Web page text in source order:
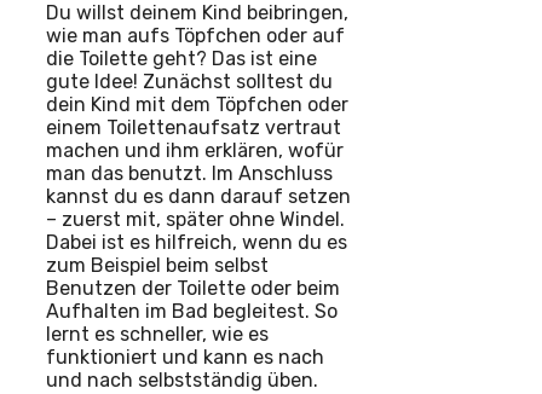
Du willst deinem Kind beibringen,
wie man aufs Töpfchen oder auf
die Toilette geht? Das ist eine
gute Idee! Zunächst solltest du
dein Kind mit dem Töpfchen oder
einem Toilettenaufsatz vertraut
machen und ihm erklären, wofür
man das benutzt. Im Anschluss
kannst du es dann darauf setzen
– zuerst mit, später ohne Windel.
Dabei ist es hilfreich, wenn du es
zum Beispiel beim selbst
Benutzen der Toilette oder beim
Aufhalten im Bad begleitest. So
lernt es schneller, wie es
funktioniert und kann es nach
und nach selbstständig üben.